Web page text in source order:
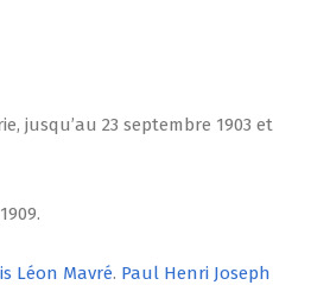
jusqu’au 23 septembre 1903 et
Léon Mavré. Paul Henri Joseph